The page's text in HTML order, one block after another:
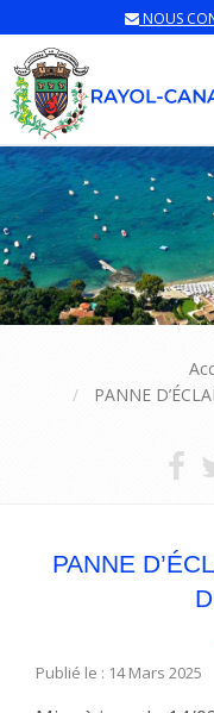
NOUS
PANNE
PANNE
Publié le : 14 Mars 2025